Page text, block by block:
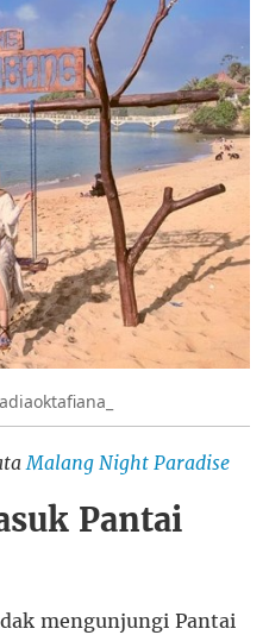
Malang Night Paradise
Pantai
mengunjungi Pantai